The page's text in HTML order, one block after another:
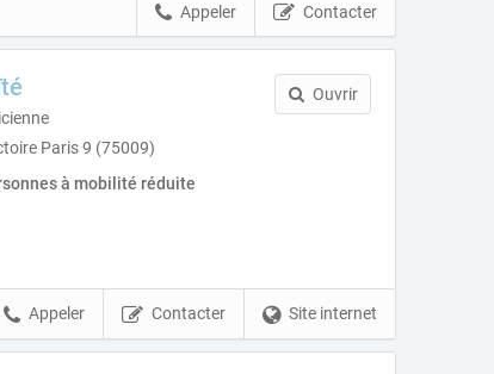
Contacter
Appeler
Paris 9 (75009)
à mobilité réduite
Ouvrir
Site internet
Contacter
Appeler